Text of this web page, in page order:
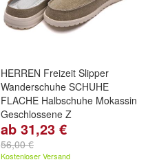
HERREN Freizeit Slipper
Wanderschuhe SCHUHE
FLACHE Halbschuhe Mokassin
Geschlossene Z
ab 31,23 €
56,00 €
Kostenloser Versand